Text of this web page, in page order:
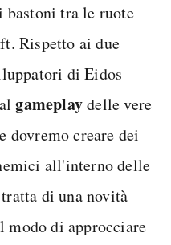
bastoni tra le ruote
Rispetto ai due
di Eidos
gameplaydelle vere
dovremo creare dei
all'interno delle
di una novità
modo di approcciare